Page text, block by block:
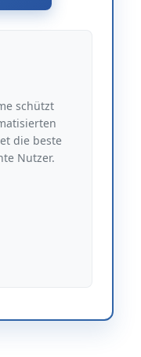
schützt
die beste
Nutzer.